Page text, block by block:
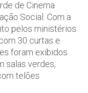
de Cinema
Social. Com a
pelos ministérios
30 curtas e
foram exibidos
salas verdes,
telões